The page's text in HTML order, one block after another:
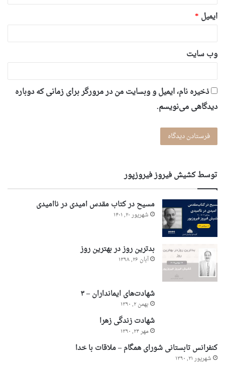
ایمیل *
وب‌ سایت
ذخیره نام، ایمیل و وبسایت من در مرورگر برای زمانی که دوباره
دیدگاهی می‌نویسم.
توسط کشیش فیروز فیروزپور
مسیح در کتاب مقدس امیدی در ناامیدی
شهریور ۲۰, ۱۴۰۱
بدترین روز در بهترین روز
آبان ۲۶, ۱۳۹۸
شهادت‌های ایمانداران – ۳
بهمن ۲, ۱۳۹۰
شهادت زندگی زهرا
مهر ۲۴, ۱۳۹۰
کنفرانس تابستانی شورای همگام – ملاقات با خدا
شهریور ۲۱, ۱۳۹۰